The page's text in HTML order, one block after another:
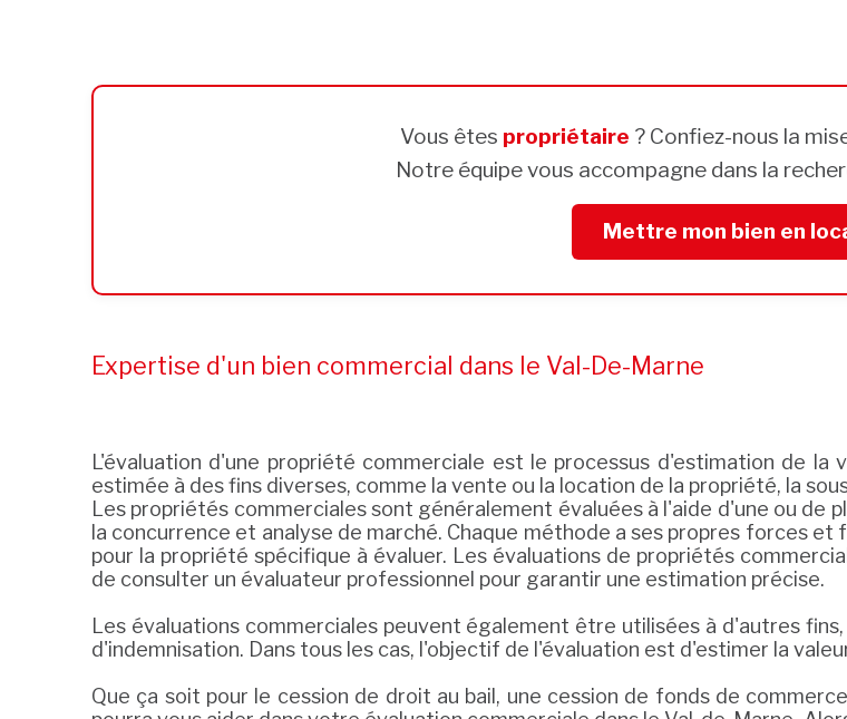
Vous êtes propriétaire ? Confiez-nous la
Notre équipe vous accompagne dans la
Mettre mon bien en
Expertise d'un bien commercial dans le Val-De-Marne
L'évaluation d'une propriété commerciale est le processus d'estimation de
estimée à des fins diverses, comme la vente ou la location de la propriété, la
Les propriétés commerciales sont généralement évaluées à l'aide d'une ou de
la concurrence et analyse de marché. Chaque méthode a ses propres forces
pour la propriété spécifique à évaluer. Les évaluations de propriétés
de consulter un évaluateur professionnel pour garantir une estimation précise.
Les évaluations commerciales peuvent également être utilisées à d'autres
d'indemnisation. Dans tous les cas, l'objectif de l'évaluation est d'estimer la
Que ça soit pour le cession de droit au bail, une cession de fonds de